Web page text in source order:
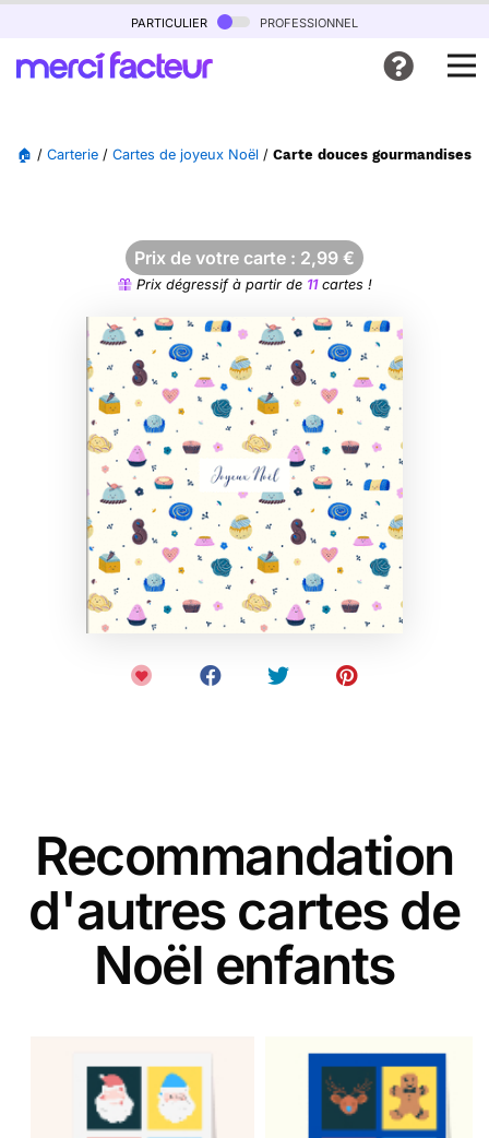
particulier professionnel
🏠 / Carterie / Cartes de joyeux Noël / Carte douces gourmandises
Prix de votre carte : 2,99 €
Prix dégressif à partir de 11cartes !
Recommandation
d'autres cartes de
Noël enfants